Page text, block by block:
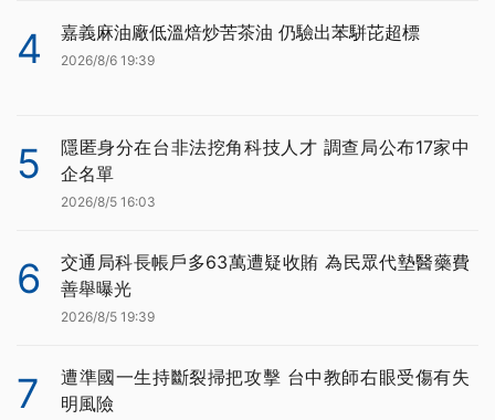
4 嘉義麻油廠低溫焙炒苦茶油 仍驗出苯駢芘超標
2026/8/6 19:39
5
隱匿身分在台非法挖角科技人才 調查局公布17家中
企名單
2026/8/5 16:03
6
交通局科長帳戶多63萬遭疑收賄 為民眾代墊醫藥費
善舉曝光
2026/8/5 19:39
7
遭準國一生持斷裂掃把攻擊 台中教師右眼受傷有失
明風險